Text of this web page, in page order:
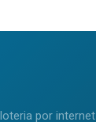
por internet